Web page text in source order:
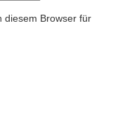
diesem Browser für